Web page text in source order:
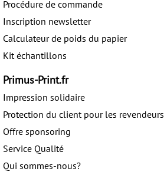
Procédure de commande
Inscription newsletter
Calculateur de poids du papier
Kit échantillons
Primus-Print.fr
Impression solidaire
Protection du client pour les revendeurs
Offre sponsoring
Service Qualité
Qui sommes-nous?